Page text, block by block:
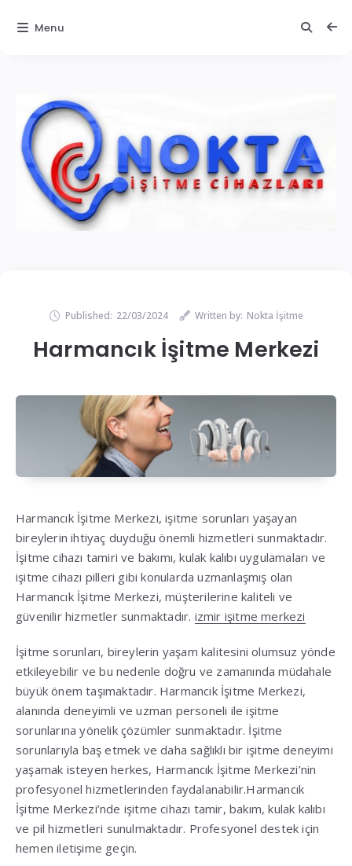
Published: 22/03/2024 Written by: Nokta İşitme
Harmancık İşitme Merkezi
Harmancık İşitme Merkezi, işitme sorunları yaşayan
bireylerin ihtiyaç duyduğu önemli hizmetleri sunmaktadır.
İşitme cihazı tamiri ve bakımı, kulak kalıbı uygulamaları ve
işitme cihazı pilleri gibi konularda uzmanlaşmış olan
Harmancık İşitme Merkezi, müşterilerine kaliteli ve
güvenilir hizmetler sunmaktadır. izmir işitme merkezi
İşitme sorunları, bireylerin yaşam kalitesini olumsuz yönde
etkileyebilir ve bu nedenle doğru ve zamanında müdahale
büyük önem taşımaktadır. Harmancık İşitme Merkezi,
alanında deneyimli ve uzman personeli ile işitme
sorunlarına yönelik çözümler sunmaktadır. İşitme
sorunlarıyla baş etmek ve daha sağlıklı bir işitme deneyimi
yaşamak isteyen herkes, Harmancık İşitme Merkezi’nin
profesyonel hizmetlerinden faydalanabilir.Harmancık
İşitme Merkezi’nde işitme cihazı tamir, bakım, kulak kalıbı
ve pil hizmetleri sunulmaktadır. Profesyonel destek için
hemen iletişime geçin.
Menu